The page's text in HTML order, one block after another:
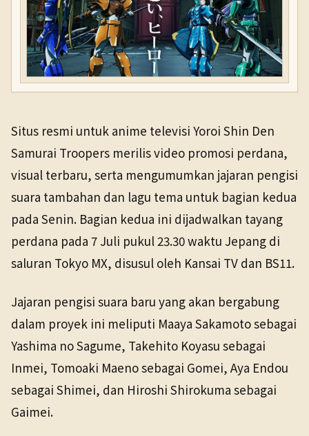
Situs resmi untuk anime televisi Yoroi Shin Den
Samurai Troopers merilis video promosi perdana,
visual terbaru, serta mengumumkan jajaran pengisi
suara tambahan dan lagu tema untuk bagian kedua
pada Senin. Bagian kedua ini dijadwalkan tayang
perdana pada 7 Juli pukul 23.30 waktu Jepang di
saluran Tokyo MX, disusul oleh Kansai TV dan BS11.
Jajaran pengisi suara baru yang akan bergabung
dalam proyek ini meliputi Maaya Sakamoto sebagai
Yashima no Sagume, Takehito Koyasu sebagai
Inmei, Tomoaki Maeno sebagai Gomei, Aya Endou
sebagai Shimei, dan Hiroshi Shirokuma sebagai
Gaimei.